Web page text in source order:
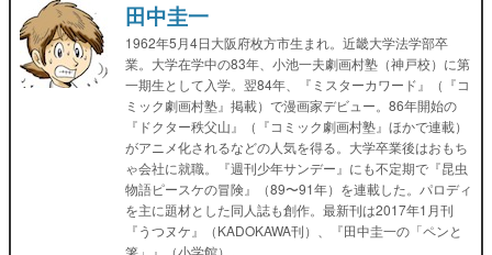
田中圭一
1962年5月4日大阪府枚方市生まれ。近畿大学法学部卒
業。大学在学中の83年、小池一夫劇画村塾（神戸校）に第
一期生として入学。翌84年、『ミスターカワード』（『コ
ミック劇画村塾』掲載）で漫画家デビュー。86年開始の
『ドクター秩父山』（『コミック劇画村塾』ほかで連載）
がアニメ化されるなどの人気を得る。大学卒業後はおもち
ゃ会社に就職。『週刊少年サンデー』にも不定期で『昆虫
物語ピースケの冒険』（89〜91年）を連載した。パロディ
を主に題材とした同人誌も創作。最新刊は2017年1月刊
『うつヌケ』（KADOKAWA刊）、『田中圭一の「ペンと
箸」』（小学館）。